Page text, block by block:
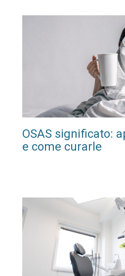
OSAS significato:
e come curarle